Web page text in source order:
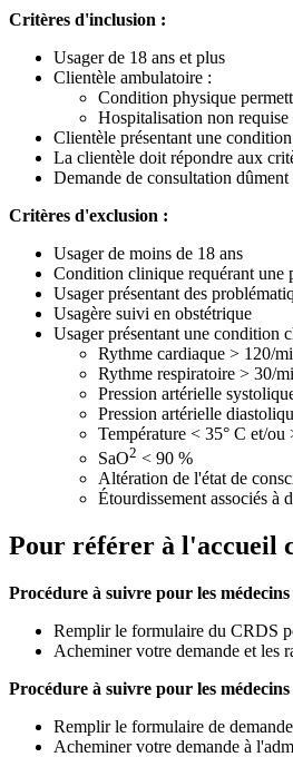
Critères d'inclusion :
Usager de 18 ans et plus
Clientèle ambulatoire :
Condition physique
Hospitalisation non requise
Clientèle présentant une
La clientèle doit répondre aux
Demande de consultation
Critères d'exclusion :
Usager de moins de 18 ans
Condition clinique requérant une
Usager présentant des
Usagère suivi en obstétrique
Usager présentant une condition
Rythme cardiaque > 120/
Rythme respiratoire > 30/
Pression artérielle
Pression artérielle
Température < 35° C et/ou
SaO2 < 90 %
Altération de l'état de
Étourdissement associés à
Pour référer à l'accueil
Procédure à suivre pour les
Remplir le formulaire du CRDS
Acheminer votre demande et les
Procédure à suivre pour les médecins
Remplir le formulaire de
Acheminer votre demande à